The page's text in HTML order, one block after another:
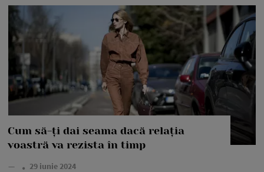
Cum să-ți dai seama dacă relația
voastră va rezista în timp
— 29 iunie 2024